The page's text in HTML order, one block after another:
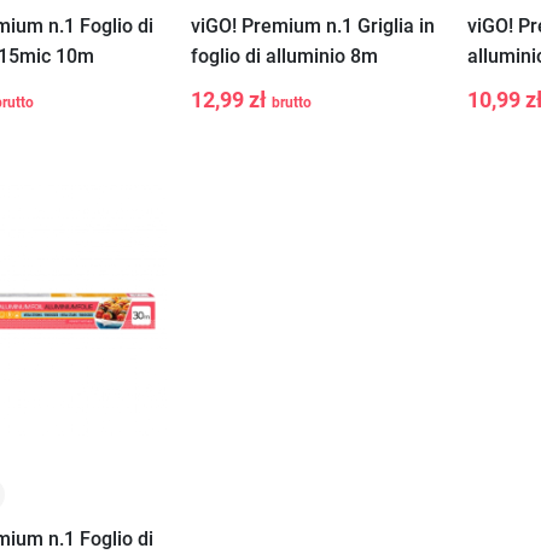
n.1 Foglio di
10m
viGO! Premium n.1 Griglia in
foglio di alluminio 8m
12,99 zł brutto
viGO!
10,99
n.1 Foglio di